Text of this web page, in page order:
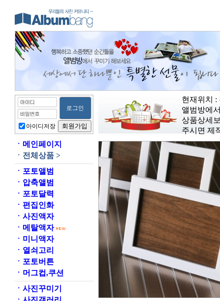
아이디저장
ㆍ 메인페이지
ㆍ 전체상품 >
ㆍ 포토앨범
ㆍ 압축앨범
ㆍ 포토달력
ㆍ 편집인화
ㆍ 사진액자
ㆍ 메탈액자
ㆍ 미니액자
ㆍ 열쇠고리
ㆍ 포토버튼
ㆍ 머그컵,쿠션
ㆍ 사진꾸미기
현재위치 :
앨범방에
상품상세
주시면 제